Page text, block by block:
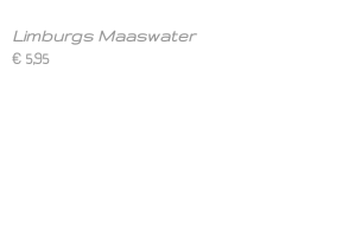
Limburgs Maaswater
€ 5,95